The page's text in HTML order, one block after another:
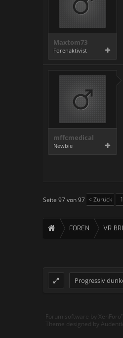
Maxtom73
Forenaktivist
mffcmedical
Newbie
Seite 97 von 97 < Zurück 1
FOREN VR
Progressiv
Forum software by
Theme designed by